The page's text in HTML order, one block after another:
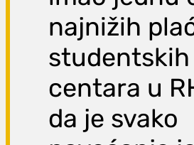
najnižih
studentskih
centara u
da je svako